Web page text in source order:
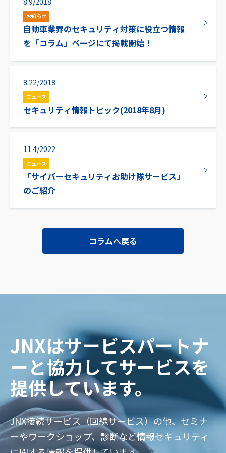
お知らせ
自動車業界のセキュリティ対策に役立つ情報
を「コラム」ページにて掲載開始！
8.22/2018
ニュース
セキュリティ情報トピック(2018年8月)
11.4/2022
ニュース
「サイバーセキュリティお助け隊サービス」
のご紹介
コラムへ戻る
JNXはサービスパートナ
ーと協力してサービスを
提供しています。
JNX接続サービス（回線サービス）の他、セミナ
ーやワークショップ、診断など情報セキュリティ